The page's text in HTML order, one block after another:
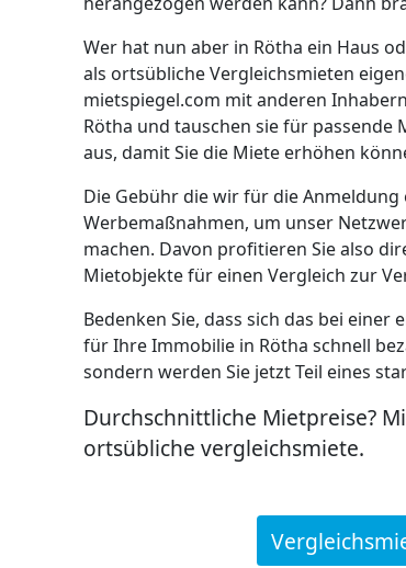
Wer hat nun aber in Rötha ein Haus
als ortsübliche Vergleichsmieten
mietspiegel.com mit anderen
Rötha und tauschen sie für
aus, damit Sie die Miete erhöhen
Die Gebühr die wir für die
Werbemaßnahmen, um unser
machen. Davon profitieren Sie also
Mietobjekte für einen Vergleich zur
Bedenken Sie, dass sich das bei
für Ihre Immobilie in Rötha schnell
sondern werden Sie jetzt Teil eines
Durchschnittliche Mietpreise?
ortsübliche vergleichsmiete.